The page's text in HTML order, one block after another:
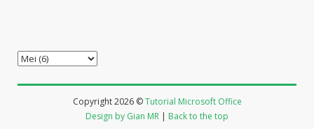
Copyright2026 ©Tutorial Microsoft Office
Design by Gian MR | Back to the top